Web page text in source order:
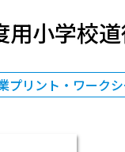
用小学校
プリント・ワーク